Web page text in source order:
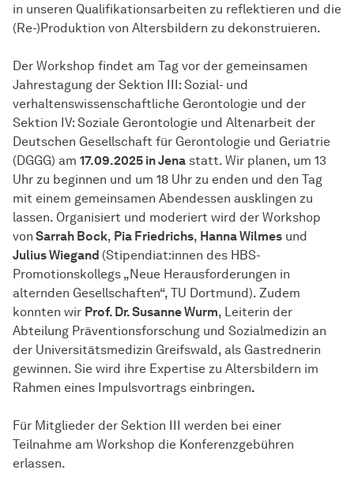
in unseren Qualifikationsarbeiten zu reflektieren und die
(Re-)Produktion von Altersbildern zu dekonstruieren.
Der Workshop findet am Tag vor der gemeinsamen
Jahrestagung der Sektion III: Sozial- und
verhaltenswissenschaftliche Gerontologie und der
Sektion IV: Soziale Gerontologie und Altenarbeit der
Deutschen Gesellschaft für Gerontologie und Geriatrie
(DGGG) am 17.09.2025 in Jena statt. Wir planen, um 13
Uhr zu beginnen und um 18 Uhr zu enden und den Tag
mit einem gemeinsamen Abendessen ausklingen zu
lassen. Organisiert und moderiert wird der Workshop
von Sarrah Bock, Pia Friedrichs, Hanna Wilmes und
Julius Wiegand (Stipendiat:innen des HBS-
Promotionskollegs „Neue Herausforderungen in
alternden Gesellschaften“, TU Dortmund). Zudem
konnten wir Prof. Dr. Susanne Wurm, Leiterin der
Abteilung Präventionsforschung und Sozialmedizin an
der Universitätsmedizin Greifswald, als Gastrednerin
gewinnen. Sie wird ihre Expertise zu Altersbildern im
Rahmen eines Impulsvortrags einbringen.
Für Mitglieder der Sektion III werden bei einer
Teilnahme am Workshop die Konferenzgebühren
erlassen.